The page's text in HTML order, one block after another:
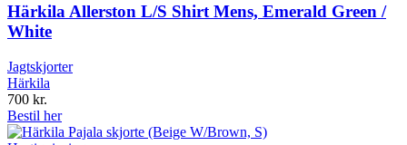
Härkila Allerston L/S Shirt Mens, Emerald Green /
White
Jagtskjorter
Härkila
700 kr.
Bestil her